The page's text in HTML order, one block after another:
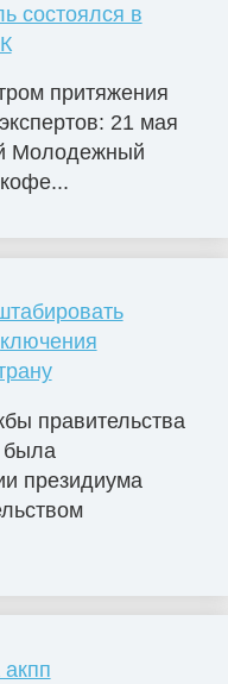
состоялся в
притяжения
21 мая
Молодежный
правительства
была
президиума